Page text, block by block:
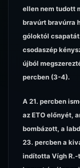
ellen nem tudott
bravúrt bravúrra
góloktól
csodaszép
újból
percben (3-4).
A 21. percben
az ETO előnyét,
bombázott, a
23. percben a
indította Vígh